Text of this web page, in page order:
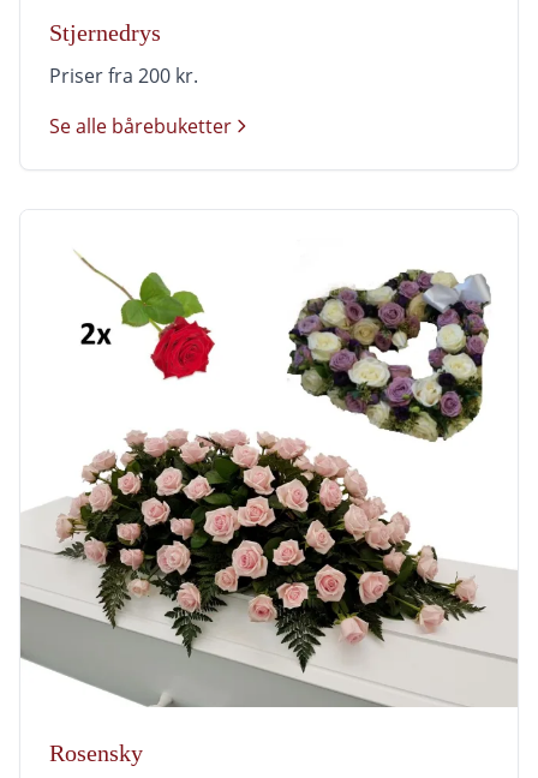
Stjernedrys
Priser fra 200 kr.
Se alle bårebuketter
Rosensky